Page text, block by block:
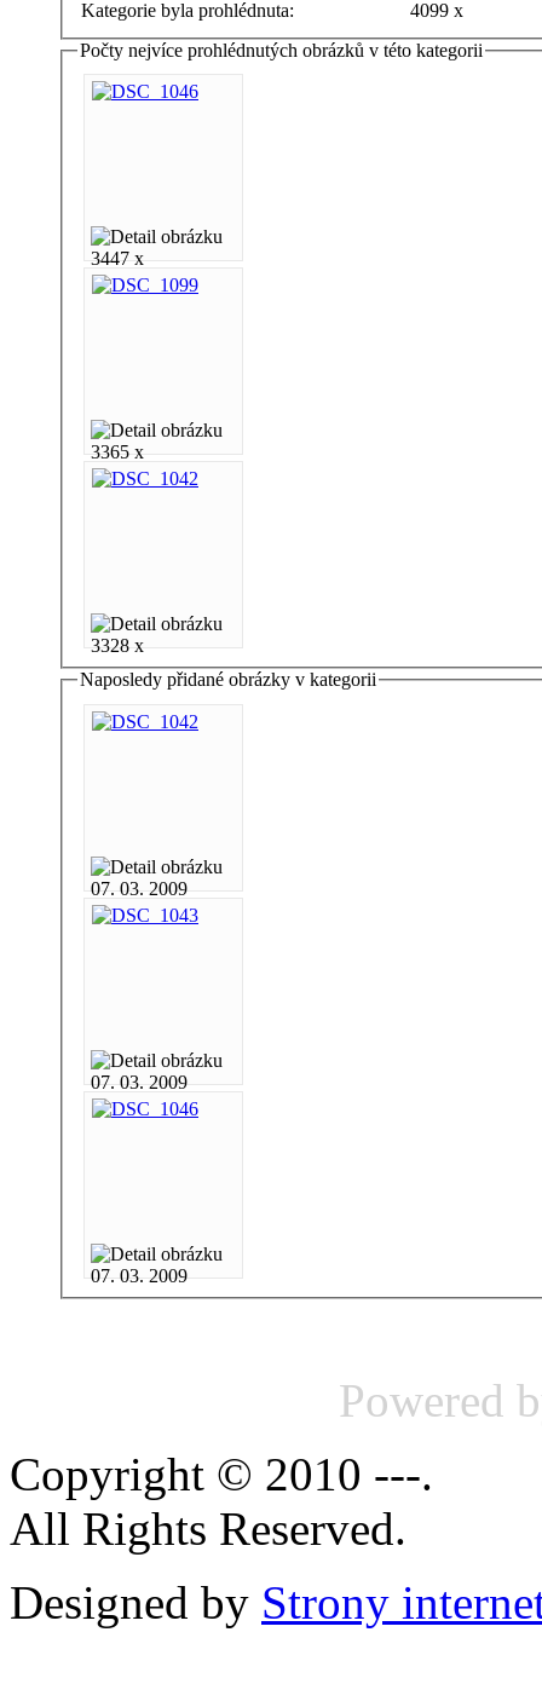
Kategorie byla prohlédnuta:
4099 x
Počty nejvíce prohlédnutých obrázků v této kategorii
3447 x
3365 x
3328 x
Naposledy přidané obrázky v kategorii
07. 03. 2009
07. 03. 2009
07. 03. 2009
Powered
Copyright © 2010 ---.
All Rights Reserved.
Designed by Strony